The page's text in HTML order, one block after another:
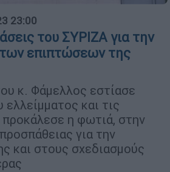
23:00
του ΣΥΡΙΖΑ για την
επιπτώσεων της
κ. Φάμελλος εστίασε
και τις
η φωτιά, στην
για την
και στους σχεδιασμούς